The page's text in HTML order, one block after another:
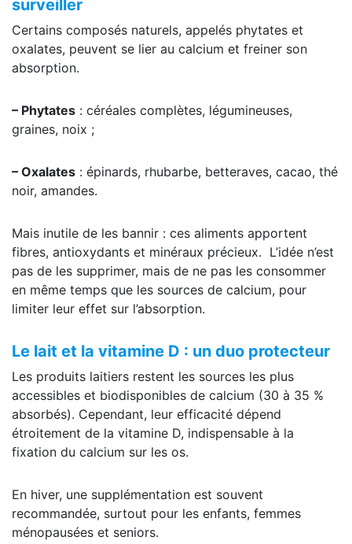
surveiller
Certains composés naturels, appelés phytates et
oxalates, peuvent se lier au calcium et freiner son
absorption.
– Phytates : céréales complètes, légumineuses,
graines, noix ;
– Oxalates : épinards, rhubarbe, betteraves, cacao, thé
noir, amandes.
Mais inutile de les bannir : ces aliments apportent
fibres, antioxydants et minéraux précieux. L’idée n’est
pas de les supprimer, mais de ne pas les consommer
en même temps que les sources de calcium, pour
limiter leur effet sur l’absorption.
Le lait et la vitamine D : un duo protecteur
Les produits laitiers restent les sources les plus
accessibles et biodisponibles de calcium (30 à 35 %
absorbés). Cependant, leur efficacité dépend
étroitement de la vitamine D, indispensable à la
fixation du calcium sur les os.
En hiver, une supplémentation est souvent
recommandée, surtout pour les enfants, femmes
ménopausées et seniors.